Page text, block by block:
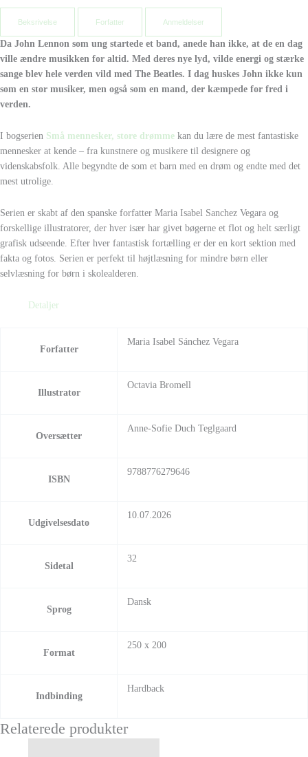
Beksrivelse Forfatter Anmeldelser
Da John Lennon som ung startede et band, anede han ikke, at de en dag
ville ændre musikken for altid. Med deres nye lyd, vilde energi og stærke
sange blev hele verden vild med The Beatles. I dag huskes John ikke kun
som en stor musiker, men også som en mand, der kæmpede for fred i
verden.
I bogserien Små mennesker, store drømme kan du lære de mest fantastiske
mennesker at kende – fra kunstnere og musikere til designere og
videnskabsfolk. Alle begyndte de som et barn med en drøm og endte med det
mest utrolige.
Serien er skabt af den spanske forfatter Maria Isabel Sanchez Vegara og
forskellige illustratorer, der hver især har givet bøgerne et flot og helt særligt
grafisk udseende. Efter hver fantastisk fortælling er der en kort sektion med
fakta og fotos. Serien er perfekt til højtlæsning for mindre børn eller
selvlæsning for børn i skolealderen.
Detaljer
Forfatter
Maria Isabel Sánchez Vegara
Illustrator
Octavia Bromell
Oversætter
Anne-Sofie Duch Teglgaard
ISBN
9788776279646
Udgivelsesdato
10.07.2026
Sidetal
32
Sprog
Dansk
Format
250 x 200
Indbinding
Hardback
Relaterede produkter